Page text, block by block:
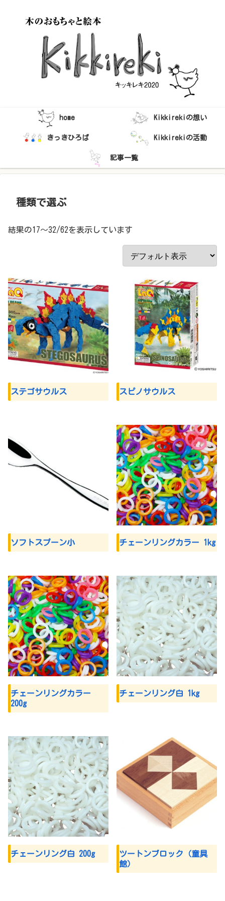
home Kikkirekiの想い
きっきひろば Kikkirekiの活動
記事一覧
種類で選ぶ
結果の17～32/62を表示しています
ステゴサウルス スピノサウルス
ソフトスプーン小 チェーンリングカラー 1kg
チェーンリングカラー
200g
チェーンリング白 1kg
チェーンリング白 200g
ツートンブロック（童具
館）